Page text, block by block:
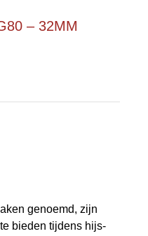
– 32MM
genoemd, zijn
bieden tijdens hijs-